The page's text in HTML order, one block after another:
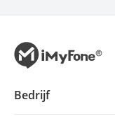
Bedrijf